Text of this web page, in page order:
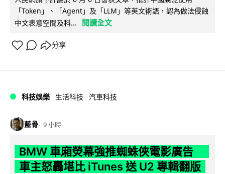
「Token」、「Agent」及「LLM」等英文術語，認為做法侵蝕
中文表意空間及科...
閱讀全文
分享
科技娛樂 生活科技 汽車科技
藍骨 9 小時
BMW 車廂熒幕強推蜘蛛俠電影廣告
車主怒轟堪比 iTunes 送 U2 專輯翻版